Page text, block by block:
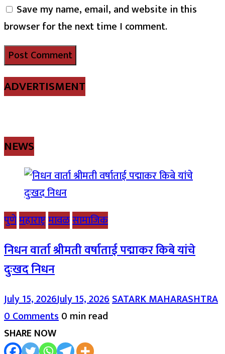
Save my name, email, and website in this
browser for the next time I comment.
ADVERTISMENT
NEWS
पुणेमहाराष्ट्रमावळसामाजिक
निधन वार्ता श्रीमती वर्षाताई पद्माकर किबे यांचे
दुःखद निधन
July 15, 2026July 15, 2026SATARK MAHARASHTRA
0 Comments0 min read
SHARE NOW